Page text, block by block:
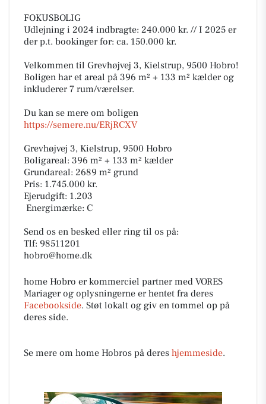
FOKUSBOLIG
Udlejning i 2024 indbragte: 240.000 kr. // I 2025 er
der p.t. bookinger for: ca. 150.000 kr.
Velkommen til Grevhøjvej 3, Kielstrup, 9500 Hobro!
Boligen har et areal på 396 m² + 133 m² kælder og
inkluderer 7 rum/værelser.
Du kan se mere om boligen
https://semere.nu/ERjRCXV
Grevhøjvej 3, Kielstrup, 9500 Hobro
Boligareal: 396 m² + 133 m² kælder
Grundareal: 2689 m² grund
Pris: 1.745.000 kr.
Ejerudgift: 1.203
️ Energimærke: C
Send os en besked eller ring til os på:
Tlf: 98511201
hobro@home.dk
home Hobro er kommerciel partner med VORES
Mariager og oplysningerne er hentet fra deres
Facebookside. Støt lokalt og giv en tommel op på
deres side.
Se mere om home Hobros på deres hjemmeside.